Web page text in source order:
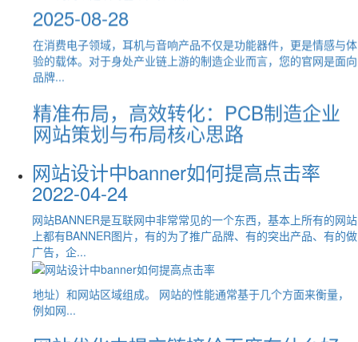
时代在发展，产品也在升级更新，我司于2024年7月25日开展一场
关于《如何做好短视频获取流量》及《网站后台更新与维护》为主
题的...
华企集团龙岗公司大梅沙团建活动圆
满结束
2024-07-13
岗公司全体员工为了欢迎新同事的加入，感谢各位员工在工作中的
辛勤付...
新趋势 新机会 | 华企集团带您突破电
商店铺业绩专场培训会议
2024-06-19
随着时代的发展，电商平台买家需求进一步爆发，作为源头厂货批
发平台，电商覆盖了全国超过70%的一级产业带，聚集了产业带源
头优...
深圳企业如何选择有效的网络推广方
式
2023-02-15
城市经济水平的提高为深圳网络推广行业的发展提供可有利的条
为当下...
在进行网络优化时应该怎样写出功效
好的SEO文章
2023-02-15
进行SEO优化的时候肯定是需要一些比较优秀的文章来进行助力
的，有了优秀文章的助力才能够将SEO优化工作做到好。虽然技
术优化是非...
介绍8个有效提升网络优化的技巧
2023-02-15
精准布局，高效转化：PCB制造企业
网站策划与布局核心思路
2025-08-28
在高度专业化的电子制造领域，一个PCB（印制电路板）企业的官
网，绝不仅仅是线上名片，而是其技术实力、制造工艺与质量管控
体系...
网站制作前怎么才能策划好一个网站
呢？
2023-05-12
对于一个新上线的网站，前期维护收录和推广优化是重中之重，毕
竟在几千万个网站之中，如何才能够让更多的人看到我们，这就网
站推...
做网络营销推广如何做才能吸引蜘蛛
网站设计中banner如何提高点击率
2022-04-24
网站BANNER是互联网中非常常见的一个东西，基本上所有的网站
上都有BANNER图片，有的为了推广品牌、有的突出产品、有的做
广告，企...
网络公司分享网站建设的四大、技巧
2022-06-28
当今时代，已经是一个全新的互联网时代，人们可以通过互联网体
验各种服务。 电子商务的发展是互联网发展最有效的证明，它的
网站建设对企业有什么好处
网站是向世界发布新闻的互联网的组成部分。 它由域名（即网站
地址）和网站区域组成。 网站的性能通常基于几个方面来衡量，
例如网...
网站优化中提交链接给百度有什么好
处？
2022-06-24
在做网站优化的时候，我们经常会看到一个现象，就是秒收甚至秒
排。 可能有很多SEO新手会问：为什么其他网站秒收甚至秒排，